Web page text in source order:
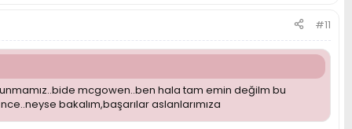
#11
mcgowen..ben hala tam emin değilm bu
bakalım,başarılar aslanlarımıza